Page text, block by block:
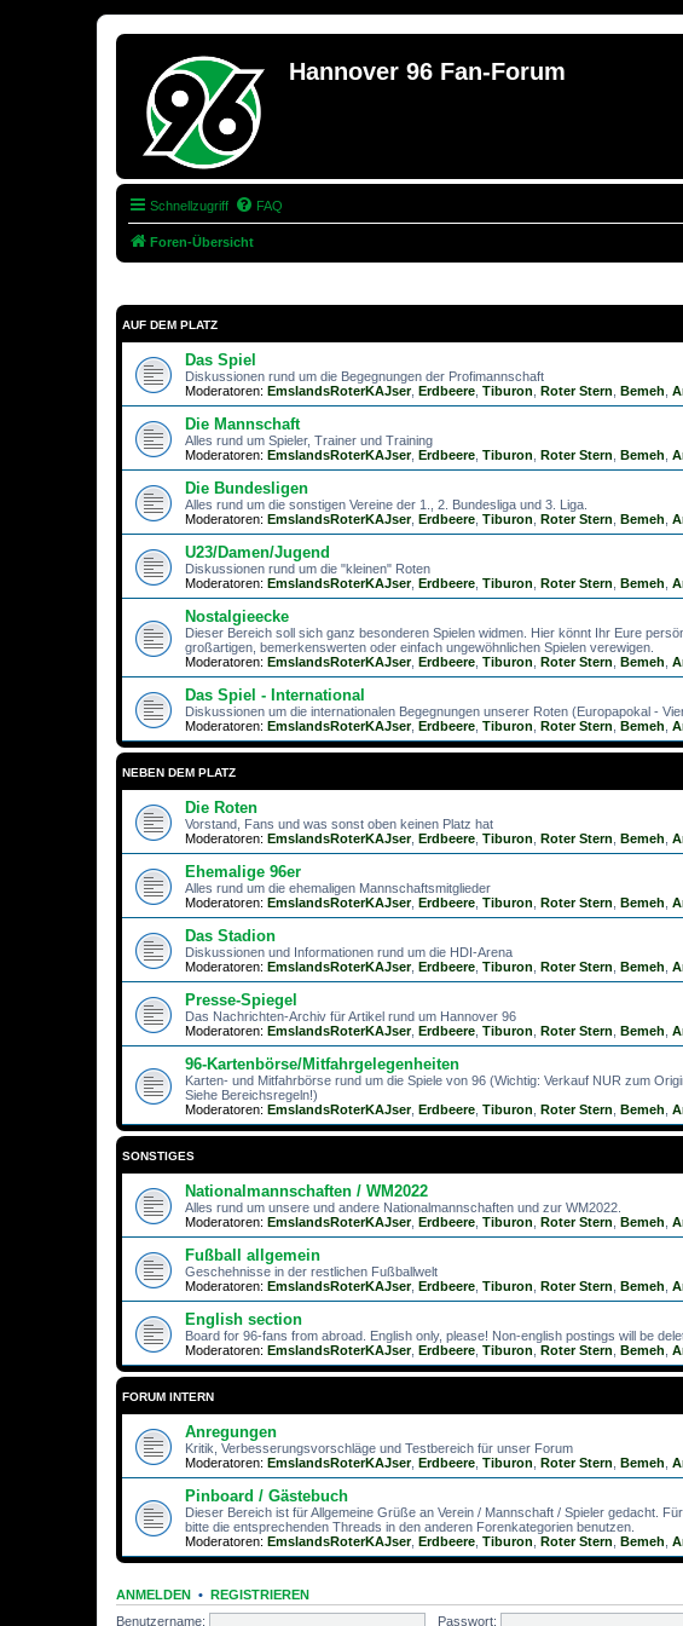
Hannover 96 Fan-Forum
Schnellzugriff FAQ
Foren-Übersicht
AUF DEM PLATZ
Das Spiel
Diskussionen rund um die Begegnungen der Profimannschaft
Moderatoren: EmslandsRoterKAJser, Erdbeere Tiburon Roter Stern Bemeh
Die Mannschaft
Alles rund um Spieler, Trainer und Training
Moderatoren: EmslandsRoterKAJser, Erdbeere Tiburon Roter Stern Bemeh
Die Bundesligen
Alles rund um die sonstigen Vereine der 1., 2. Bundesliga und 3. Liga.
Moderatoren: EmslandsRoterKAJser, Erdbeere Tiburon Roter Stern Bemeh
U23/Damen/Jugend
Diskussionen rund um die "kleinen" Roten
Moderatoren: EmslandsRoterKAJser, Erdbeere Tiburon Roter Stern Bemeh
Nostalgieecke
Dieser Bereich soll sich ganz besonderen Spielen widmen. Hier könnt Ihr Eure
großartigen, bemerkenswerten oder einfach ungewöhnlichen Spielen verewigen.
Moderatoren: EmslandsRoterKAJser, Erdbeere Tiburon Roter Stern Bemeh
Das Spiel - International
Diskussionen um die internationalen Begegnungen unserer Roten (Europapokal -
Moderatoren: EmslandsRoterKAJser, Erdbeere Tiburon Roter Stern Bemeh
NEBEN DEM PLATZ
Die Roten
Vorstand, Fans und was sonst oben keinen Platz hat
Moderatoren: EmslandsRoterKAJser, Erdbeere Tiburon Roter Stern Bemeh
Ehemalige 96er
Alles rund um die ehemaligen Mannschaftsmitglieder
Moderatoren: EmslandsRoterKAJser, Erdbeere Tiburon Roter Stern Bemeh
Das Stadion
Diskussionen und Informationen rund um die HDI-Arena
Moderatoren: EmslandsRoterKAJser, Erdbeere Tiburon Roter Stern Bemeh
Presse-Spiegel
Das Nachrichten-Archiv für Artikel rund um Hannover 96
Moderatoren: EmslandsRoterKAJser, Erdbeere Tiburon Roter Stern Bemeh
96-Kartenbörse/Mitfahrgelegenheiten
Karten- und Mitfahrbörse rund um die Spiele von 96 (Wichtig: Verkauf NUR zum
Siehe Bereichsregeln!)
Moderatoren: EmslandsRoterKAJser, Erdbeere Tiburon Roter Stern Bemeh
SONSTIGES
Nationalmannschaften / WM2022
Alles rund um unsere und andere Nationalmannschaften und zur WM2022.
Moderatoren: EmslandsRoterKAJser, Erdbeere Tiburon Roter Stern Bemeh
Fußball allgemein
Geschehnisse in der restlichen Fußballwelt
Moderatoren: EmslandsRoterKAJser, Erdbeere Tiburon Roter Stern Bemeh
English section
Board for 96-fans from abroad. English only, please! Non-english postings will be
Moderatoren: EmslandsRoterKAJser, Erdbeere Tiburon Roter Stern Bemeh
FORUM INTERN
Anregungen
Kritik, Verbesserungsvorschläge und Testbereich für unser Forum
Moderatoren: EmslandsRoterKAJser, Erdbeere Tiburon Roter Stern Bemeh
Pinboard / Gästebuch
Dieser Bereich ist für Allgemeine Grüße an Verein / Mannschaft / Spieler gedacht.
bitte die entsprechenden Threads in den anderen Forenkategorien benutzen.
Moderatoren: EmslandsRoterKAJser, Erdbeere Tiburon Roter Stern Bemeh
ANMELDEN • REGISTRIEREN
Benutzername:
Passwort: